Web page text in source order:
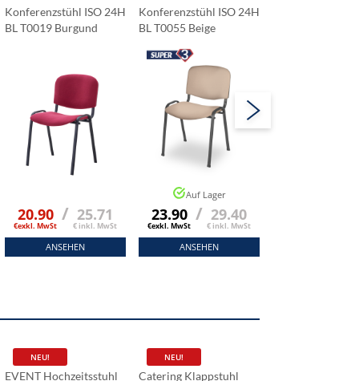
Konferenzstühl ISO 24H
BL T0019 Burgund
20.90
€exkl. MwSt
/ 25.71
€ inkl. MwSt
ANSEHEN
Konferenzstühl ISO 24H
BL T0055 Beige
Auf Lager
23.90
€exkl. MwSt
/ 29.40
€ inkl. MwSt
ANSEHEN
EVENT Hochzeitsstuhl
NEU!
Catering Klappstuhl
NEU!